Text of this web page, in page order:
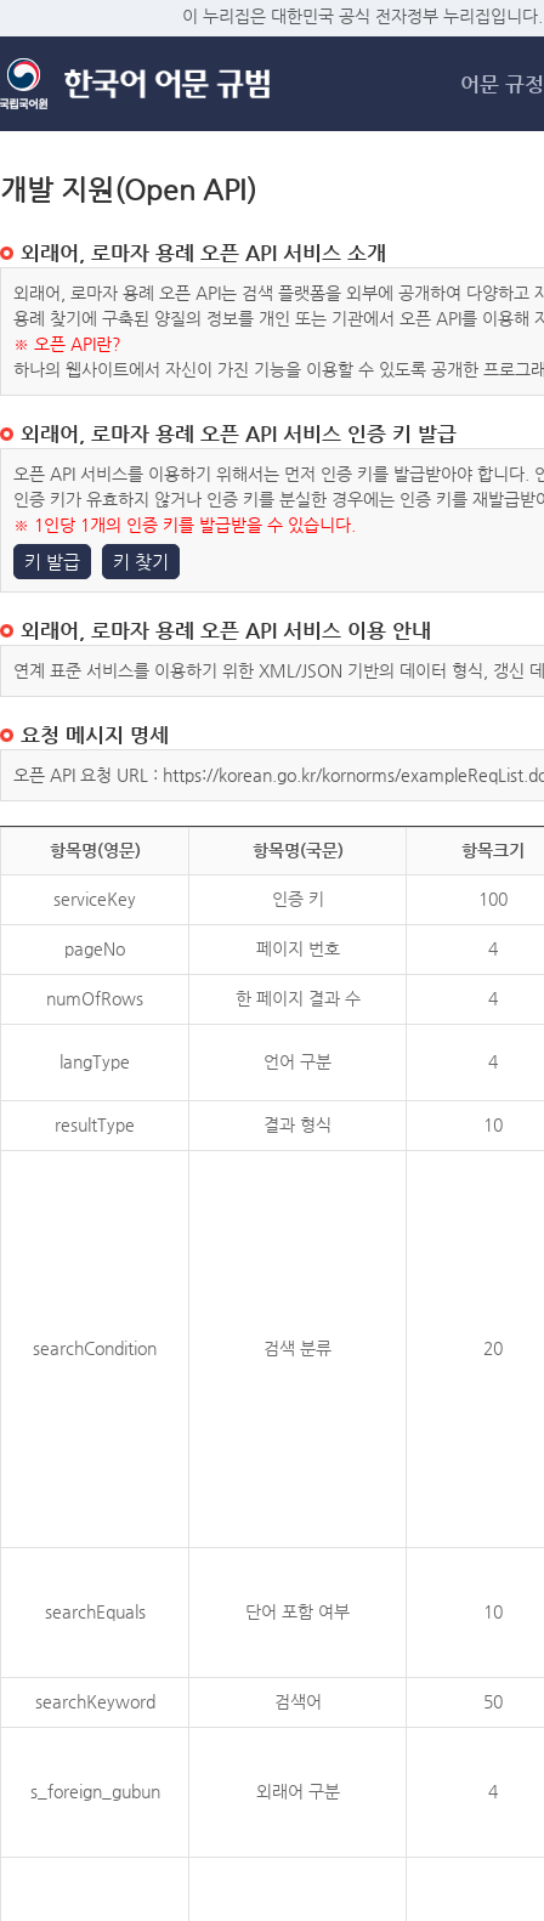
메
이 누리집은 대한민국 공식 전자정부 누리집입니다.
어문 규정
개발 지원(Open API)
외래어, 로마자 용례 오픈 API 서비스 소개
외래어, 로마자 용례 오픈 API는 검색 플랫폼을 외부에 공개하여 다양하
용례 찾기에 구축된 양질의 정보를 개인 또는 기관에서 오픈 API를 이용해
※ 오픈 API란?
하나의 웹사이트에서 자신이 가진 기능을 이용할 수 있도록 공개한 프로그
외래어, 로마자 용례 오픈 API 서비스 인증 키 발급
오픈 API 서비스를 이용하기 위해서는 먼저 인증 키를 발급받아야 합니다
인증 키가 유효하지 않거나 인증 키를 분실한 경우에는 인증 키를 재발급받
※ 1인당 1개의 인증 키를 발급받을 수 있습니다.
키 발급 키 찾기
외래어, 로마자 용례 오픈 API 서비스 이용 안내
연계 표준 서비스를 이용하기 위한 XML/JSON 기반의 데이터 형식, 갱신
요청 메시지 명세
오픈 API 요청 URL : https://korean.go.kr/kornorms/
항목명(영문) 항목명(국문) 항목크기
serviceKey 인증 키 100
pageNo 페이지 번호 4
numOfRows 한 페이지 결과 수 4
langType 언어 구분 4
resultType 결과 형식 10
searchCondition 검색 분류 20
searchEquals 단어 포함 여부 10
searchKeyword 검색어 50
s_foreign_gubun 외래어 구분 4